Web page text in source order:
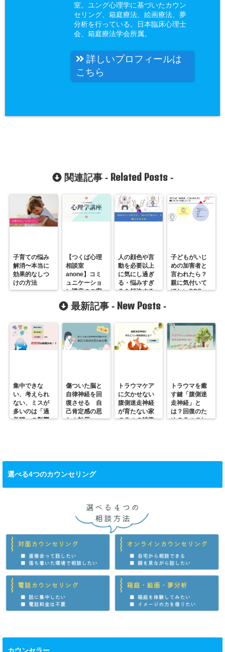
室。ユング心理学に基づいたカウン
セリング、箱庭療法、絵画療法、夢
分析を行っている。日本臨床心理士
会、箱庭療法学会所属。
詳しいプロフィールは
こちら
関連記事 - Related Posts-
子育ての悩み
解消〜本当に
効果的なしつ
けの方法
【つくば心理
相談室
anone】コミ
ュニケーショ
ン講座のご案
内
人の顔色や言
動を必要以上
に気にし過ぎ
る・悩みすぎ
るを解決する
方法
子どもがいじ
めの加害者と
言われたら？
親に気付いて
ほしいSOS
最新記事 - New Posts -
集中できな
い、考えられ
ない、ミスが
多いのは「過
覚醒」の影響
傷ついた脳と
自律神経を回
復させる 自
己肯定感の思
わぬ効用
トラウマケア
に欠かせない
腹側迷走神経
が育たない家
の５つの特徴
トラウマを癒
す鍵「腹側迷
走神経」と
は？回復のた
めの５つのヒ
選べる4つのカウンセリング
カウンセラー